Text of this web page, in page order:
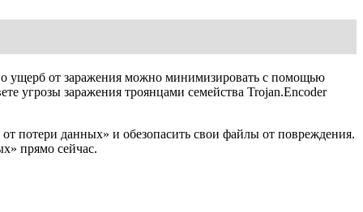
ущерб от заражения можно минимизировать с помощью
угрозы заражения троянцами семейства Trojan.Encoder
потери данных» и обезопасить свои файлы от повреждения.
прямо сейчас.